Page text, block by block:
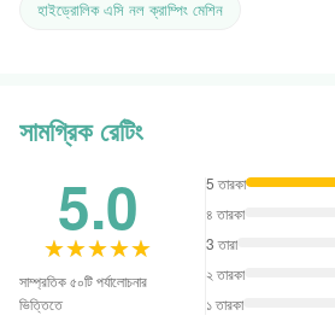
হাইড্রোলিক এসি নল ক্রাম্পিং মেশিন
সামগ্রিক রেটিং
5.0
★★★★★
★★★★★
সাম্প্রতিক ৫০টি পর্যালোচনার
ভিত্তিতে
5 তারকা
৪ তারকা
3 তারা
২ তারকা
১ তারকা